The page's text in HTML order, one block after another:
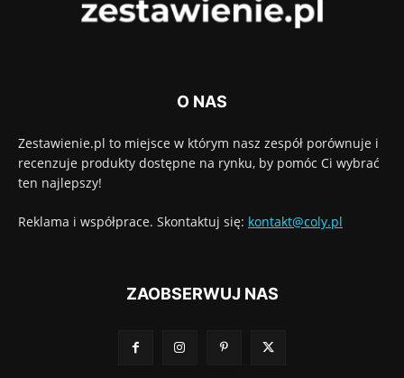
O NAS
Zestawienie.pl to miejsce w którym nasz zespół porównuje i
recenzuje produkty dostępne na rynku, by pomóc Ci wybrać
ten najlepszy!
Reklama i współprace. Skontaktuj się: kontakt@coly.pl
ZAOBSERWUJ NAS